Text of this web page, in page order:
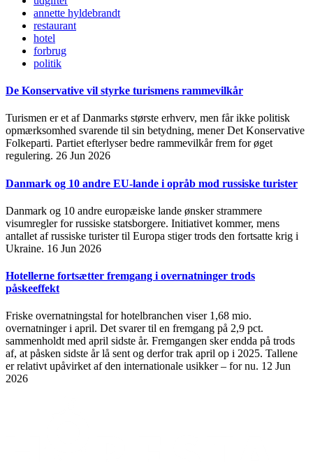
annette hyldebrandt
restaurant
hotel
forbrug
politik
De Konservative vil styrke turismens rammevilkår
Turismen er et af Danmarks største erhverv, men får ikke politisk
opmærksomhed svarende til sin betydning, mener Det Konservative
Folkeparti. Partiet efterlyser bedre rammevilkår frem for øget
regulering. 26 Jun 2026
Danmark og 10 andre EU-lande i opråb mod russiske turister
Danmark og 10 andre europæiske lande ønsker strammere
visumregler for russiske statsborgere. Initiativet kommer, mens
antallet af russiske turister til Europa stiger trods den fortsatte krig i
Ukraine. 16 Jun 2026
Hotellerne fortsætter fremgang i overnatninger trods
påskeeffekt
Friske overnatningstal for hotelbranchen viser 1,68 mio.
overnatninger i april. Det svarer til en fremgang på 2,9 pct.
sammenholdt med april sidste år. Fremgangen sker endda på trods
af, at påsken sidste år lå sent og derfor trak april op i 2025. Tallene
er relativt upåvirket af den internationale usikker – for nu. 12 Jun
2026